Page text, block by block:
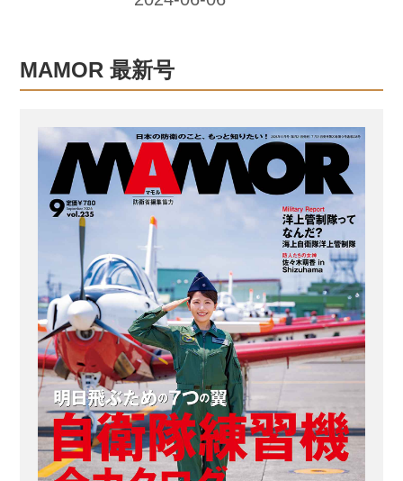
タイルなので、ぜひチャレンジを！
【教えてくれたヘアスタイリスト】
表参道にある「NORA HAIR SALON」
にてサロンワークをこなすほか、アー
ティストなどのヘアメークも担当。
「髪質や顔形から似合う髪型を提案し
ます。自衛隊の皆さん、お待ちしてい
ます！」 BEFORE：前髪を作りたいけ
ど、分け目の地肌は隠したい...
MAMOR 最新号